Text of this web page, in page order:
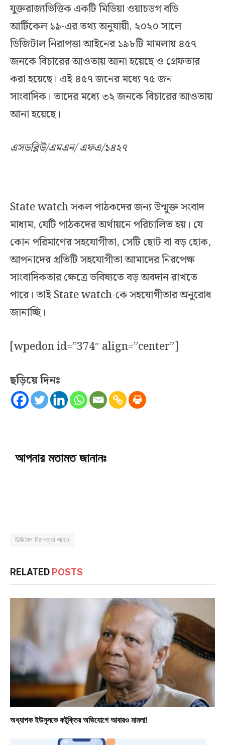
যুক্তরাজ্যভিত্তিক একটি মিডিয়া ওয়াচডগ বডি
আর্টিকেল ১৯-এর তথ্য অনুযায়ী, ২০২০ সালে
ডিজিটাল নিরাপত্তা আইনের ১৯৮টি মামলায় ৪৫৭
জনকে বিচারের আওতায় আনা হয়েছে ও গ্রেফতার
করা হয়েছে। এই ৪৫৭ জনের মধ্যে ৭৫ জন
সাংবাদিক। তাদের মধ্যে ৩২ জনকে বিচারের আওতায়
আনা হয়েছে।
এসডব্লিউ/এমএন/ এফএ/১৪২৭
State watch সকল পাঠকদের জন্য উন্মুক্ত সংবাদ
মাধ্যম, যেটি পাঠকদের অর্থায়নে পরিচালিত হয়। যে
কোন পরিমাণের সহযোগীতা, সেটি ছোট বা বড় হোক,
আপনাদের প্রতিটি সহযোগীতা আমাদের নিরপেক্ষ
সাংবাদিকতার ক্ষেত্রে ভবিষ্যতে বড় অবদান রাখতে
পারে। তাই State watch-কে সহযোগীতার অনুরোধ
জানাচ্ছি।
[wpedon id=”374″ align=”center”]
ছড়িয়ে দিনঃ
আপনার মতামত জানানঃ
ডিজিটাল নিরাপত্তা আইন
RELATED POSTS
অধ্যাপক ইউনূসকে কটূক্তির অভিযোগে আবারও মামলা!